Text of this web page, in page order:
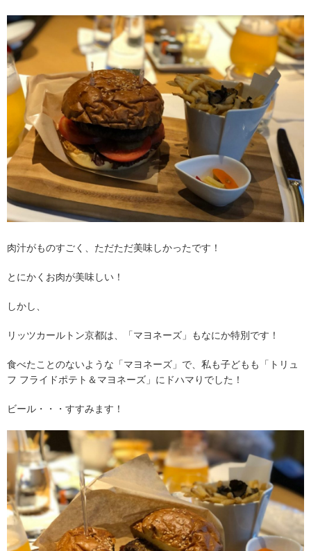
肉汁がものすごく、ただただ美味しかったです！
とにかくお肉が美味しい！
しかし、
リッツカールトン京都は、「マヨネーズ」もなにか特別です！
食べたことのないような「マヨネーズ」で、私も子どもも「トリュ
フ フライドポテト＆マヨネーズ」にドハマりでした！
ビール・・・すすみます！